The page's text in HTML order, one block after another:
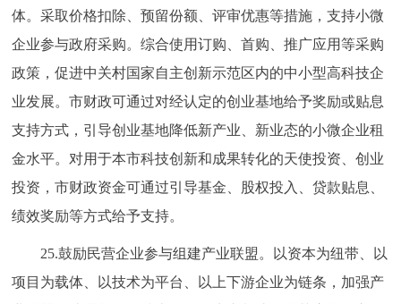
体。采取价格扣除、预留份额、评审优惠等措施，支持小微
企业参与政府采购。综合使用订购、首购、推广应用等采购
政策，促进中关村国家自主创新示范区内的中小型高科技企
业发展。市财政可通过对经认定的创业基地给予奖励或贴息
支持方式，引导创业基地降低新产业、新业态的小微企业租
金水平。对用于本市科技创新和成果转化的天使投资、创业
投资，市财政资金可通过引导基金、股权投入、贷款贴息、
绩效奖励等方式给予支持。
25.鼓励民营企业参与组建产业联盟。以资本为纽带、以
项目为载体、以技术为平台、以上下游企业为链条，加强产